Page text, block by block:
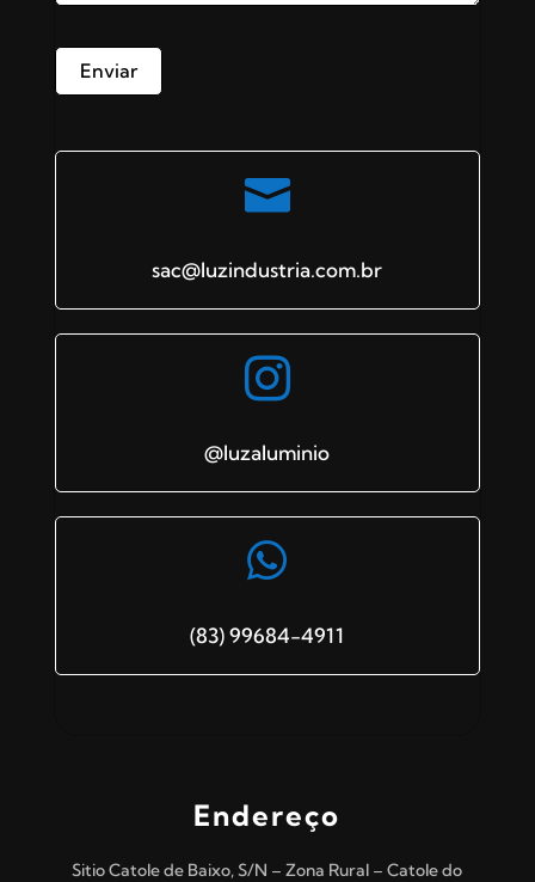

sac@luzindustria.com.br

@luzaluminio

(83) 99684-4911
Endereço
Sitio Catole de Baixo, S/N – Zona Rural – Catole do